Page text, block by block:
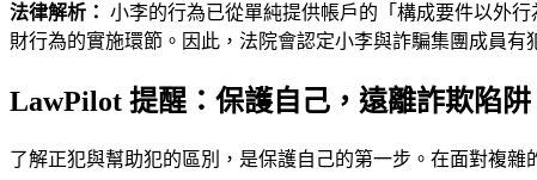
法律解析： 小李的行為已從單純提供帳戶的「構成要件以外
財行為的實施環節。因此，法院會認定小李與詐騙集團成員有
LawPilot 提醒：保護自己，遠離詐欺陷阱
了解正犯與幫助犯的區別，是保護自己的第一步。在面對複雜